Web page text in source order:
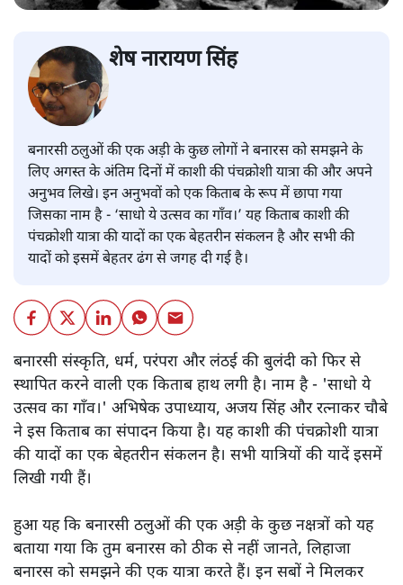
शेष नारायण सिंह
बनारसी ठलुओं की एक अड़ी के कुछ लोगों ने बनारस को समझने के
लिए अगस्त के अंतिम दिनों में काशी की पंचक्रोशी यात्रा की और अपने
अनुभव लिखे। इन अनुभवों को एक किताब के रूप में छापा गया
जिसका नाम है - ‘साधो ये उत्सव का गाँव।’ यह किताब काशी की
पंचक्रोशी यात्रा की यादों का एक बेहतरीन संकलन है और सभी की
यादों को इसमें बेहतर ढंग से जगह दी गई है।
बनारसी संस्कृति, धर्म, परंपरा और लंठई की बुलंदी को फिर से
स्थापित करने वाली एक किताब हाथ लगी है। नाम है - 'साधो ये
उत्सव का गाँव।' अभिषेक उपाध्याय, अजय सिंह और रत्नाकर चौबे
ने इस किताब का संपादन किया है। यह काशी की पंचक्रोशी यात्रा
की यादों का एक बेहतरीन संकलन है। सभी यात्रियों की यादें इसमें
लिखी गयी हैं।
हुआ यह कि बनारसी ठलुओं की एक अड़ी के कुछ नक्षत्रों को यह
बताया गया कि तुम बनारस को ठीक से नहीं जानते, लिहाजा
बनारस को समझने की एक यात्रा करते हैं। इन सबों ने मिलकर